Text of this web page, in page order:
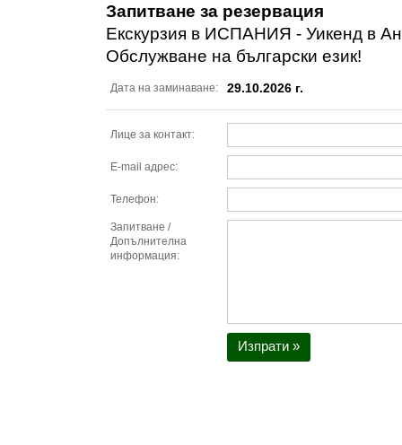
Запитване за резервация
Екскурзия в ИСПАНИЯ - Уикенд в
Обслужване на български език!
Дата на заминаване: 29.10.2026 г.
Лице за контакт:
E-mail адрес:
Телефон:
Запитване /
Допълнителна
информация:
Изпрати »